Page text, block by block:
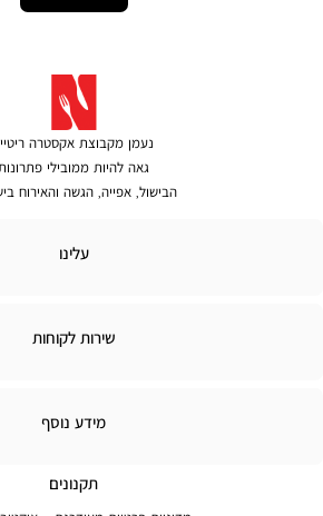
נעמן מקבוצת אקסטרה
גאה להיות ממובילי
הבישול, אפייה, הגשה והאירוח
עלינו
שירות לקוחות
מידע
מידע נוסף
תקנונים